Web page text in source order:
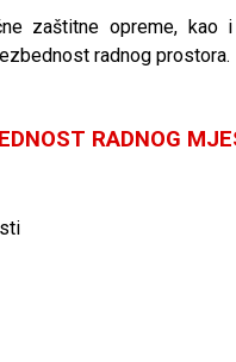
zaštitne opreme, kao
radnog prostora.
RADNOG